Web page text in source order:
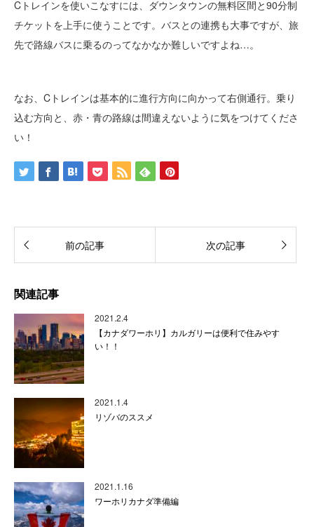
Cトレインを使いこなすには、ダウンタウンの無料区間と90分制
チケットを上手に使うことです。バスとの連携も大事ですが、旅
先で路線バスに乗るのってなかなか難しいですよね…。
なお、Cトレインは基本的に進行方向に向かって右側通行。乗り
込む方向と、赤・青の路線は間違えないように気をつけてくださ
い！
前の記事 次の記事
関連記事
2021.2.4
【カナダワーホリ】カルガリーは便利で住みやす
い！！
2021.1.4
リゾバのススメ
2021.1.16
ワーホリカナダ準備編